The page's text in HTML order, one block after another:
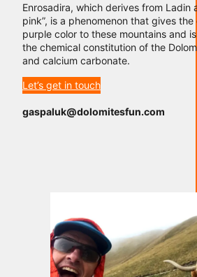
Enrosadira, which derives from Ladin
pink”, is a phenomenon that gives
purple color to these mountains and
the chemical constitution of the
and calcium carbonate.
Let’s get in touch
gaspaluk@dolomitesfun.com